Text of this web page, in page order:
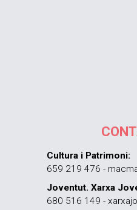
Cultura i Patrimoni:
659 219 476 -
Joventut. Xarxa
680 516 149 -